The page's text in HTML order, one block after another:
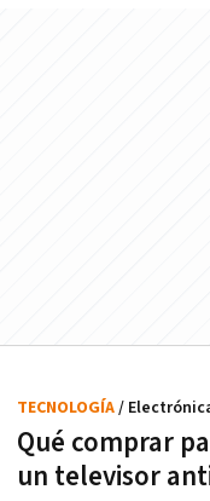
Qué comprar
un televisor
TECNOLOGÍA/